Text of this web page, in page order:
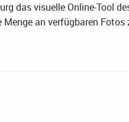
das visuelle Online-Tool
an verfügbaren Fotos